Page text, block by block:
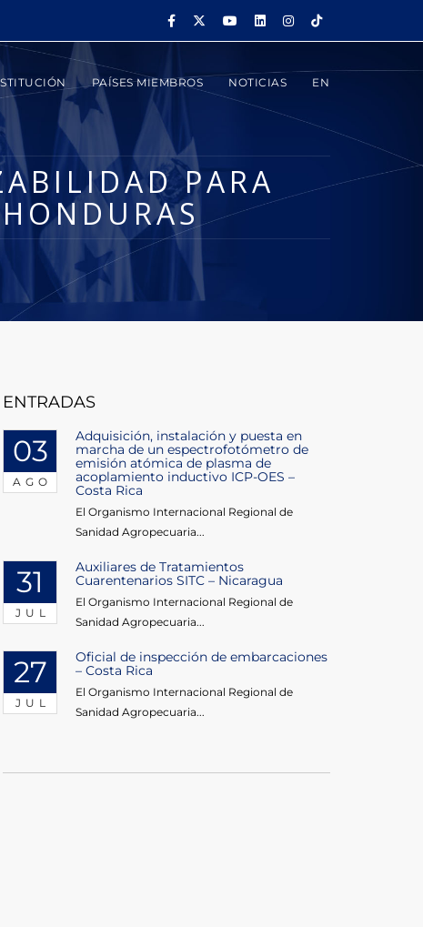
PAÍSES MIEMBROS NOTICIAS EN
PARA
ENTRADAS
03
AGO
Adquisición, instalación y puesta en
marcha de un espectrofotómetro de
emisión atómica de plasma de
acoplamiento inductivo ICP-OES –
Costa Rica
El Organismo Internacional Regional de
Sanidad Agropecuaria...
31
JUL
Auxiliares de Tratamientos
Cuarentenarios SITC – Nicaragua
El Organismo Internacional Regional de
Sanidad Agropecuaria...
27
JUL
Oficial de inspección de embarcaciones
– Costa Rica
El Organismo Internacional Regional de
Sanidad Agropecuaria...